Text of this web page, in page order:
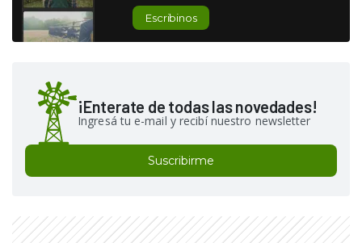
Escribinos
¡Enterate de todas las novedades!
Ingresá tu e-mail y recibí nuestro newsletter
Suscribirme